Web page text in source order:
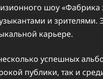
шоу «Фабрика
и зрителями.
карьере.
успешных
публики, так и